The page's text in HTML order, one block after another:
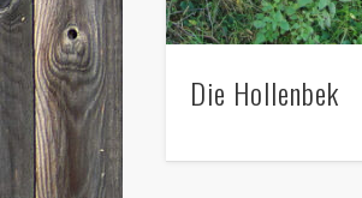
Die Hollenbek